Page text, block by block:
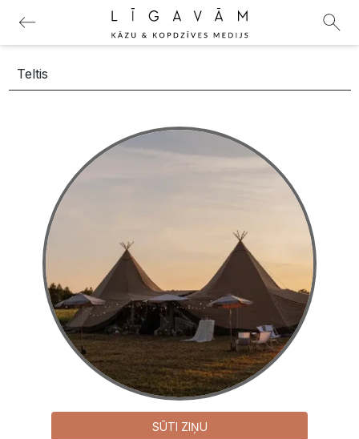
SŪTI ZIŅU